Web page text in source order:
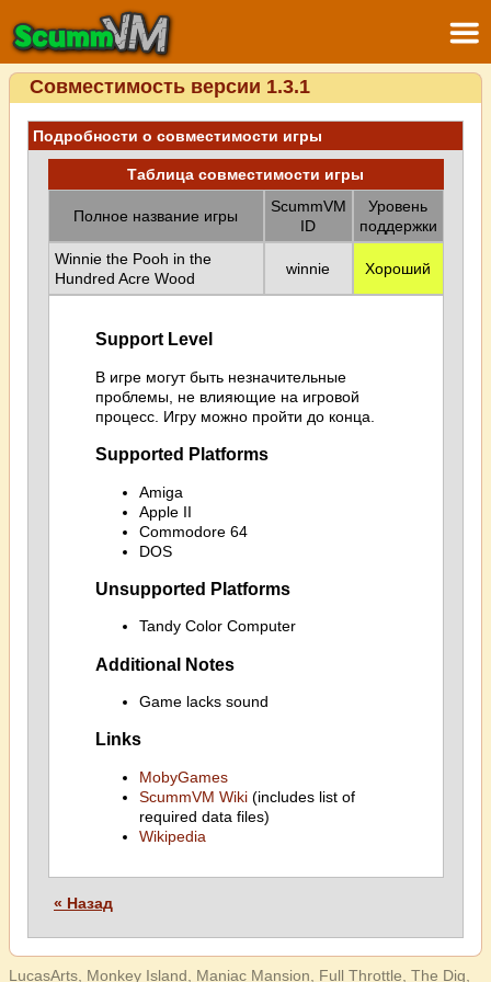
Совместимость версии 1.3.1
Подробности о совместимости игры
Таблица совместимости игры
Полное название игры
ScummVM
ID
Уровень
поддержки
Winnie the Pooh in the
Hundred Acre Wood
winnie Хороший
Support Level
В игре могут быть незначительные
проблемы, не влияющие на игровой
процесс. Игру можно пройти до конца.
Supported Platforms
Amiga
Apple II
Commodore 64
DOS
Unsupported Platforms
Tandy Color Computer
Additional Notes
Game lacks sound
Links
MobyGames
ScummVM Wiki(includes list of
required data files)
Wikipedia
« Назад
LucasArts, Monkey Island, Maniac Mansion, Full Throttle, The Dig,